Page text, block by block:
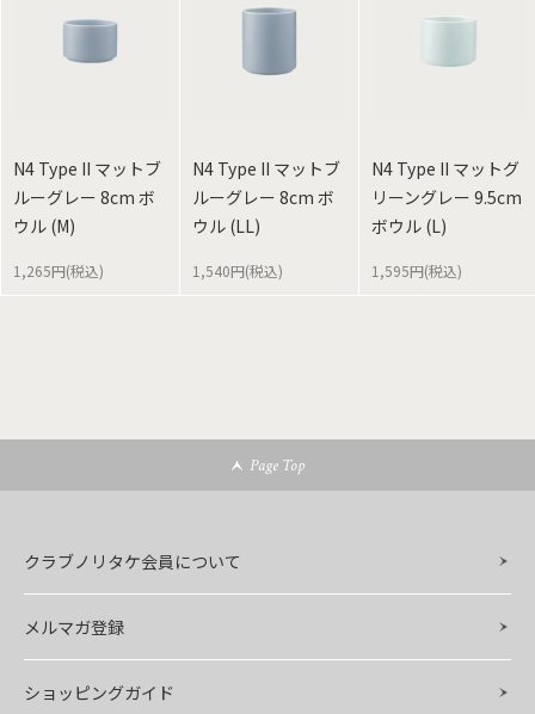
N4 Type II マットブ
ルーグレー 8cm ボ
ウル (M)
1,265円(税込)
N4 Type II マットブ
ルーグレー 8cm ボ
ウル (LL)
1,540円(税込)
N4 Type II マットグ
リーングレー 9.5cm
ボウル (L)
1,595円(税込)
Page Top
クラブノリタケ会員について
メルマガ登録
ショッピングガイド